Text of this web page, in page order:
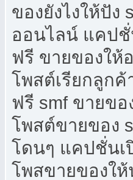
ของยังไงให้ปั
ออนไลน์ แคป
ฟรี ขายของให้
โพสต์เรียกลูกค้
ฟรี smf ขายขอ
โพสต์ขายของ
โดนๆ แคปชั่นเ
โพสขายของใ